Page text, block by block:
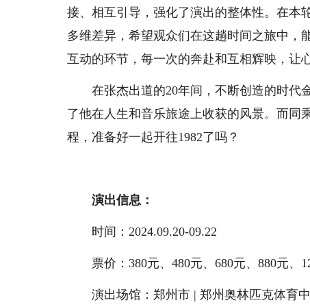
接、相互引导，强化了演出的整体性。在本
多维差异，希望观众们在这趟时间之旅中，
互动的环节，每一次的奔赴和互相辉映，让
在张杰出道的20年间，不断创造的时代
了他在人生和音乐旅途上收获的风景。而同
程，准备好一起开往1982了吗？
演出信息：
时间：2024.09.20-09.22
票价：380元、480元、680元、880元、
演出场馆：郑州市 | 郑州奥林匹克体育中